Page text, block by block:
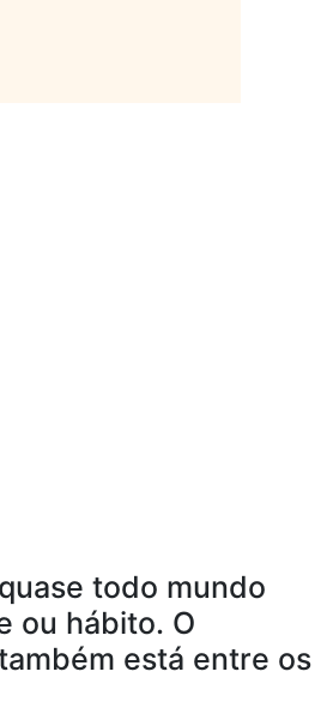
todo mundo
ou hábito. O
está entre os